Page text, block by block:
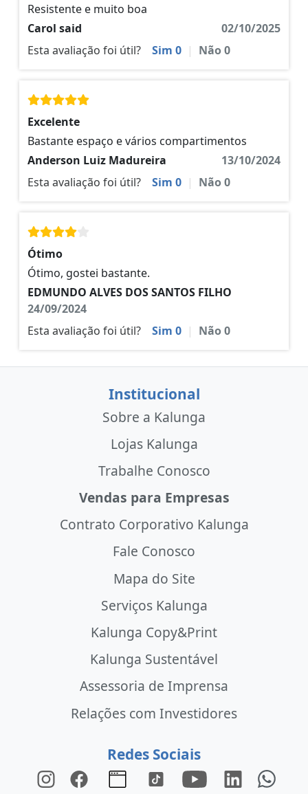
Resistente e muito boa
Carol said
02/10/2025
Esta avaliação foi útil?
Sim 0 | Não0
Excelente
Bastante espaço e vários compartimentos
Anderson Luiz Madureira
13/10/2024
Esta avaliação foi útil?
Sim 0 | Não0
Ótimo
Ótimo, gostei bastante.
EDMUNDO ALVES DOS SANTOS FILHO
24/09/2024
Esta avaliação foi útil?
Sim 0 | Não0
Institucional
Sobre a Kalunga
Lojas Kalunga
Trabalhe Conosco
Vendas para Empresas
Contrato Corporativo Kalunga
Fale Conosco
Mapa do Site
Serviços Kalunga
Kalunga Copy&Print
Kalunga Sustentável
Assessoria de Imprensa
Relações com Investidores
Redes Sociais